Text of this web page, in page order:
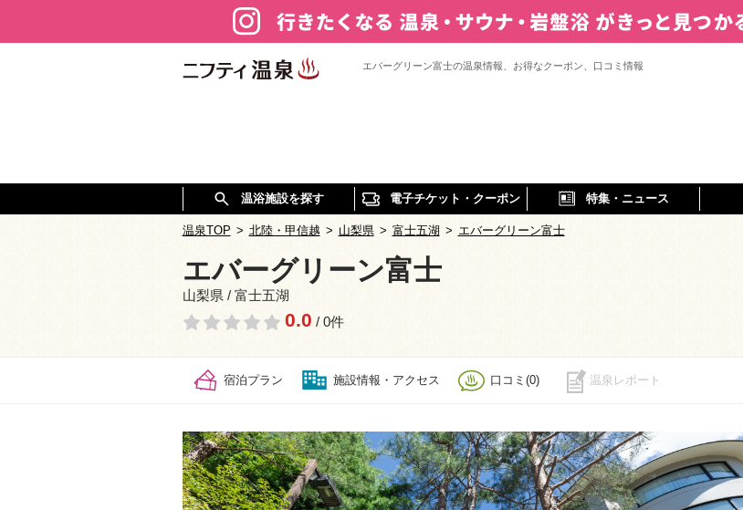
エバーグリーン富士の温泉情報、お得なクーポン、口コミ情報
温浴施設を探す 電子チケット・クーポン 特集・ニュース
温泉TOP > 北陸・甲信越 > 山梨県 > 富士五湖 > エバーグリーン富士
エバーグリーン富士
山梨県 / 富士五湖
0.0 / 0件
宿泊プラン 施設情報・アクセス 口コミ(0) 温泉レポート